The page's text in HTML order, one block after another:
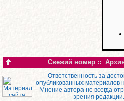
Свежий номер ::
Ответственность за
опубликованных материалов
Мнение автора не всегда
зрения редакции.